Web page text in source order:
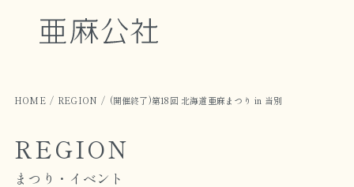
HOME REGION (開催終了)第18回 北海道亜麻まつり in 当別
REGION
まつり・イベント